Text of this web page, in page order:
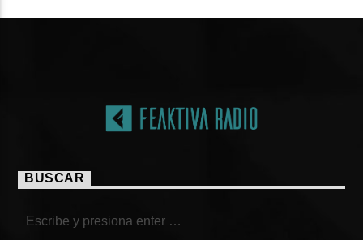
BUSCAR